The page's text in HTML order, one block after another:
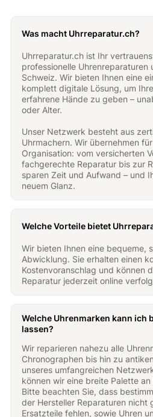
Was macht Uhrreparatur.ch?
Uhrreparatur.ch ist Ihr
professionelle Uhrenreparaturen
Schweiz. Wir bieten Ihnen eine
komplett digitale Lösung, um
erfahrene Hände zu geben –
oder Alter.
Unser Netzwerk besteht aus
Uhrmachern. Wir übernehmen
Organisation: vom versicherten
fachgerechte Reparatur bis zur
sparen Zeit und Aufwand – und
neuem Glanz.
Welche Vorteile bietet
Wir bieten Ihnen eine bequeme,
Abwicklung. Sie erhalten einen
Kostenvoranschlag und können
Reparatur jederzeit online
Welche Uhrenmarken kann ich
lassen?
Wir reparieren nahezu alle
Chronographen bis hin zu
unseres umfangreichen
können wir eine breite Palette
Bitte beachten Sie, dass
der Hersteller Reparaturen nicht
Ersatzteile fehlen, sowie Uhren